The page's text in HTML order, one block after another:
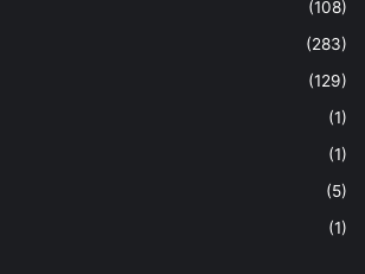
(108)
(283)
(129)
(1)
(1)
(5)
(1)